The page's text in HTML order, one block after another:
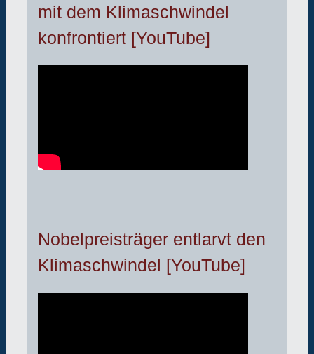
mit dem Klimaschwindel
konfrontiert [YouTube]
Nobelpreisträger entlarvt den
Klimaschwindel [YouTube]